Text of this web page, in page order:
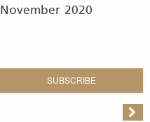
November 2020
SUBSCRIBE